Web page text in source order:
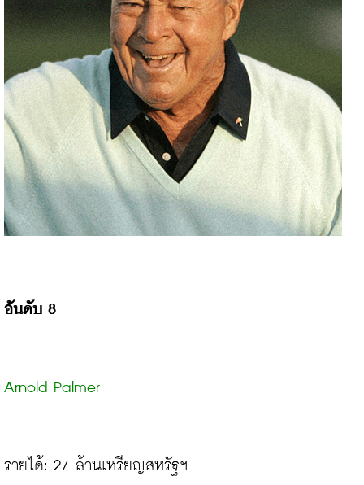
อันดับ 8
Arnold Palmer
รายได้: 27 ล้านเหรียญสหรัฐฯ